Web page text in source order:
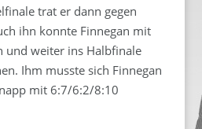
trat er dann gegen
ihn konnte Finnegan mit
und weiter ins Halbfinale
Ihm musste sich Finnegan
mit 6:7/6:2/8:10